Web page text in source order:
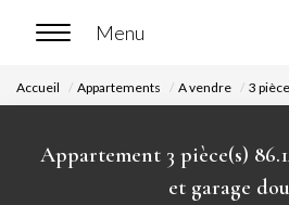
ACCUEIL
ACHETER
Accueil Appartements A vendre 3
Appartement 3 pièce(s)
et garage